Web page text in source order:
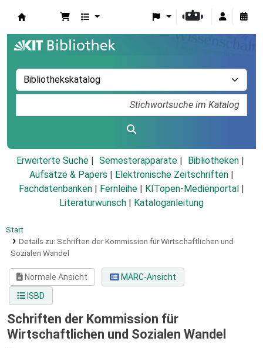
Erweiterte Suche Semesterapparate
Bibliotheken
Aufsätze & Papers
Elektronische Zeitschriften
Fachdatenbanken
Fernleihe KITopen-Medienportal
Literaturwunsch
Kataloganleitung
Start
Details zu: Schriften der Kommission für Wirtschaftlichen und
Sozialen Wandel
Normale Ansicht
MARC-Ansicht
ISBD
Schriften der Kommission für
Wirtschaftlichen und Sozialen Wandel